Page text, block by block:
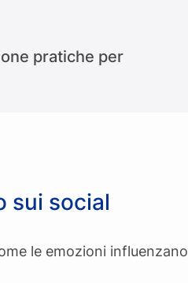
pratiche per
sui social
le emozioni influenzano